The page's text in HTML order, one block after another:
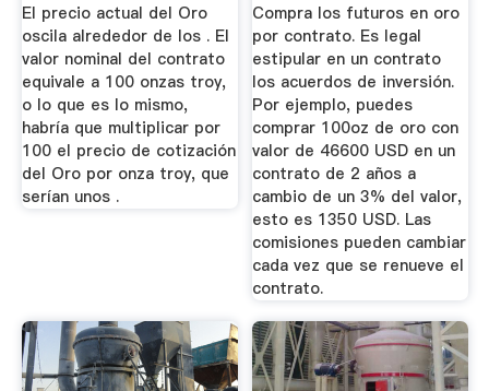
El precio actual del Oro
oscila alrededor de los . El
valor nominal del contrato
equivale a 100 onzas troy,
o lo que es lo mismo,
habría que multiplicar por
100 el precio de cotización
del Oro por onza troy, que
serían unos .
Compra los futuros en oro
por contrato. Es legal
estipular en un contrato
los acuerdos de inversión.
Por ejemplo, puedes
comprar 100oz de oro con
valor de 46600 USD en un
contrato de 2 años a
cambio de un 3% del valor,
esto es 1350 USD. Las
comisiones pueden cambiar
cada vez que se renueve el
contrato.